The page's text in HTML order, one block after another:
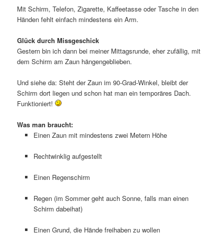
Mit Schirm, Telefon, Zigarette, Kaffeetasse oder Tasche in den
Händen fehlt einfach mindestens ein Arm.
Glück durch Missgeschick
Gestern bin ich dann bei meiner Mittagsrunde, eher zufällig, mit
dem Schirm am Zaun hängengeblieben.
Und siehe da: Steht der Zaun im 90-Grad-Winkel, bleibt der
Schirm dort liegen und schon hat man ein temporäres Dach.
Funktioniert!
Was man braucht:
Einen Zaun mit mindestens zwei Metern Höhe
Rechtwinklig aufgestellt
Einen Regenschirm
Regen (im Sommer geht auch Sonne, falls man einen
Schirm dabeihat)
Einen Grund, die Hände freihaben zu wollen